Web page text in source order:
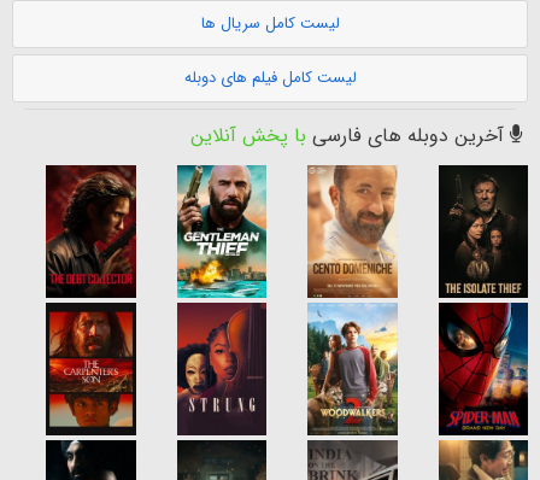
لیست کامل سریال ها
لیست کامل فیلم های دوبله
آخرین دوبله های فارسی با پخش آنلاین